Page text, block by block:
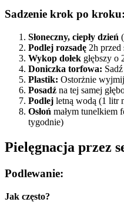
Sadzenie krok po kroku:
Słoneczny, ciepły dzień
Podlej rozsadę 2h przed
Wykop dołek głębszy o
Doniczka torfowa:
Plastik: Ostorżnie
Posadź na tej samej
Podlej letną wodą (1 litr
Osłoń małym tunelkiem
tygodnie)
Pielęgnacja przez
Podlewanie:
Jak często?